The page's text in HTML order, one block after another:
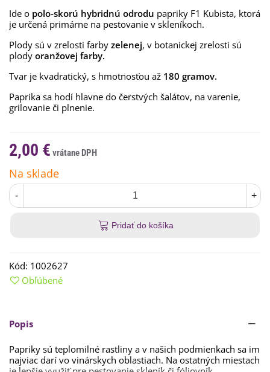
Ide o polo-skorú hybridnú odrodu papriky F1 Kubista, ktorá
je určená primárne na pestovanie v skleníkoch.
Plody sú v zrelosti farby zelenej, v botanickej zrelosti sú
plody oranžovej farby.
Tvar je kvadratický, s hmotnosťou až 180 gramov.
Paprika sa hodí hlavne do čerstvých šalátov, na varenie,
grilovanie či plnenie.
2,00 €
Na sklade
- +
Pridať do košíka
Kód: 1002627
Obľúbené
Popis
Papriky sú teplomilné rastliny a v našich podmienkach sa im
najviac darí vo vinárskych oblastiach. Na ostatných miestach